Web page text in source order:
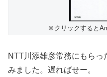
※クリックすると
NTT川添雄彦常務にもら
みました。遅ればせー。